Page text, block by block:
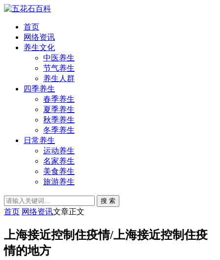
首页
网络资讯
养生文化
中医养生
节气养生
养生人群
四季养生
春季养生
夏季养生
秋季养生
冬季养生
日常养生
运动养生
名家养生
美食养生
旅游养生
搜 索
首页 网络资讯文章正文
上海接近控制住疫情/上海接近控制住疫
情的地方